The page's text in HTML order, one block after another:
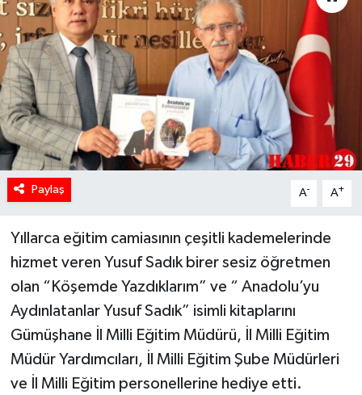
Paylaş A- A+
Yıllarca eğitim camiasının çeşitli kademelerinde
hizmet veren Yusuf Sadık birer sesiz öğretmen
olan “Köşemde Yazdıklarım” ve “ Anadolu’yu
Aydınlatanlar Yusuf Sadık” isimli kitaplarını
Gümüşhane İl Milli Eğitim Müdürü, İl Milli Eğitim
Müdür Yardımcıları, İl Milli Eğitim Şube Müdürleri
ve İl Milli Eğitim personellerine hediye etti.